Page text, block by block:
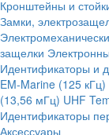
Кронштейны и
Замки,
защелки
Идентификаторы и
EM-Marine (125 кГц)
(13,56 мГц) UHF
Идентификаторы
Аксессуары